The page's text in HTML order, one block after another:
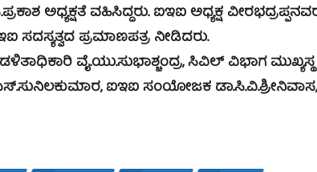
ಅಧ್ಯಕ್ಷತೆ ವಹಿಸಿದ್ದರು. ಐಇಐ ಅಧ್ಯಕ್ಷ
ಸದಸ್ಯತ್ವದ ಪ್ರಮಾಣಪತ್ರ ನೀಡಿದರು.
ವೈ.ಯು.ಸುಭಾಶ್ಚಂದ್ರ, ಸಿವಿಲ್ ವಿಭಾಗ
ಐಇಐ ಸಂಯೋಜಕ ಡಾ.ಸಿ.ವಿ.ಶ್ರೀನಿವಾಸ,